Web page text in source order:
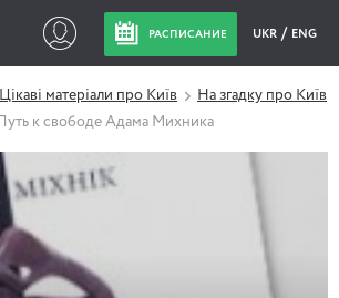
РАСПИСАНИЕ UKR ENG
Цікаві матеріали про Київ
На згадку про Київ
Путь к свободе Адама Михника